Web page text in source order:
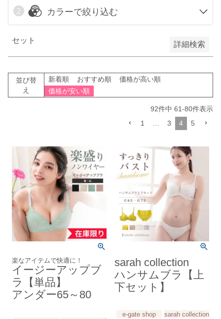
カラーで絞り込む
セット 詳細検索
検索
並び替
え
新着順 おすすめ順
価格が高い順
価格が安い順
92件中 61-80件表示
1
… 3 4 5
楽なアイテムで快適に！
イージーアップブ
ラ【単品】
アンダー65～80
sarah collection
ハンサムブラ【上
下セット】
e-gate shop
sarah collection